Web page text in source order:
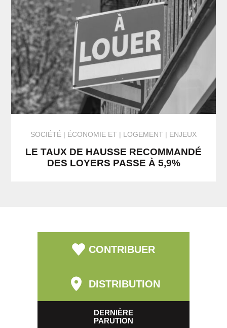
SOCIÉTÉ ÉCONOMIE ET LOGEMENT ENJEUX
LE TAUX DE HAUSSE RECOMMANDÉ
DES LOYERS PASSE À 5,9%
CONTRIBUER
DISTRIBUTION
DERNIÈRE
PARUTION